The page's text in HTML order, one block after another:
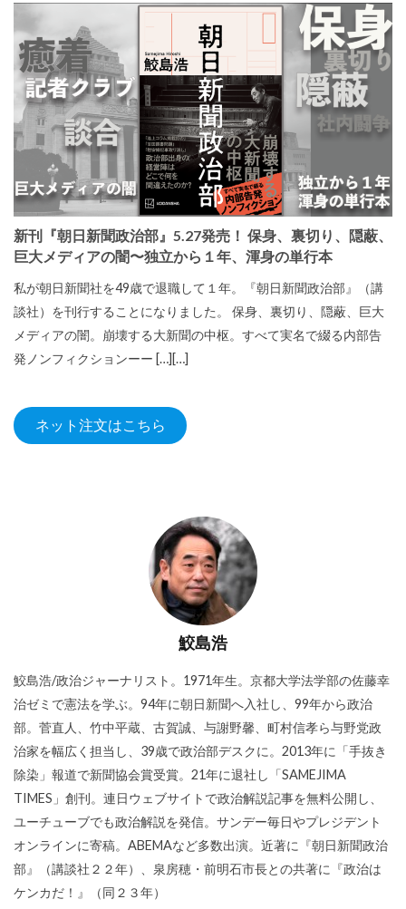
新刊『朝日新聞政治部』5.27発売！ 保身、裏切り、隠蔽、
巨大メディアの闇〜独立から１年、渾身の単行本
私が朝日新聞社を49歳で退職して１年。『朝日新聞政治部』（講
談社）を刊行することになりました。 保身、裏切り、隠蔽、巨大
メディアの闇。崩壊する大新聞の中枢。すべて実名で綴る内部告
発ノンフィクションーー […][…]
ネット注文はこちら
鮫島浩
鮫島浩/政治ジャーナリスト。1971年生。京都大学法学部の佐藤幸
治ゼミで憲法を学ぶ。94年に朝日新聞へ入社し、99年から政治
部。菅直人、竹中平蔵、古賀誠、与謝野馨、町村信孝ら与野党政
治家を幅広く担当し、39歳で政治部デスクに。2013年に「手抜き
除染」報道で新聞協会賞受賞。21年に退社し「SAMEJIMA
TIMES」創刊。連日ウェブサイトで政治解説記事を無料公開し、
ユーチューブでも政治解説を発信。サンデー毎日やプレジデント
オンラインに寄稿。ABEMAなど多数出演。近著に『朝日新聞政治
部』（講談社２２年）、泉房穂・前明石市長との共著に『政治は
ケンカだ！』（同２３年）